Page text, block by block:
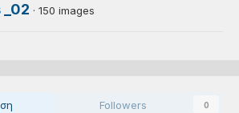
· 150 images
Followers 0